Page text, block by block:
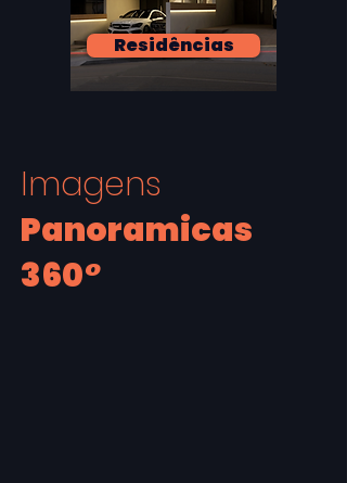
Residências
Imagens
Panoramicas
360°